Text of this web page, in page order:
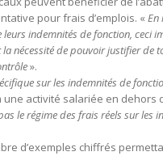
pour frais d’emplois. « En
indemnités de fonction, ceci
nécessité de pouvoir justifier de
».
sur les indemnités de
une activité salariée en dehors
le régime des frais réels sur les
d’exemples chiffrés